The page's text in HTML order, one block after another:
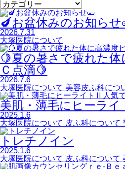
🍆お盆休みのお知らせ
2026.7.31
大塚医院について
🍋夏の暑さで疲れた
Ｃ点滴🍋
2026.7.6
大塚医院について 美容皮ふ科につ
美肌・薄毛にヒーラ
2025.1.6
大塚医院について 皮ふ科について
トレチノイン
2025.1.6
大塚医院について 皮ふ科について